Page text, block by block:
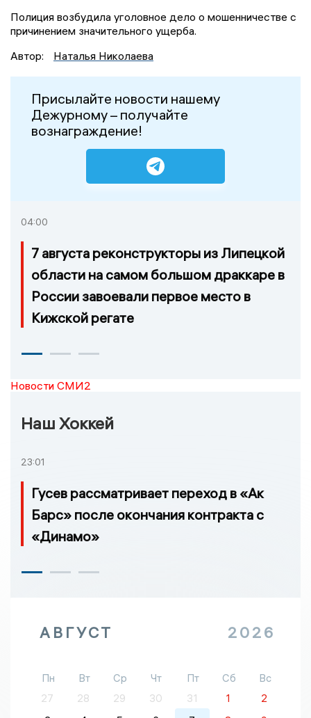
Полиция возбудила уголовное дело о мошенничестве с
причинением значительного ущерба.
Автор:
Наталья Николаева
Присылайте новости нашему
Дежурному – получайте
вознаграждение!
04:00
7 августа реконструкторы из Липецкой
области на самом большом драккаре в
России завоевали первое место в
Кижской регате
Новости СМИ2
Наш Хоккей
23:01
Гусев рассматривает переход в «Ак
Барс» после окончания контракта с
«Динамо»
АВГУСТ 2026
Пн Вт Ср Чт Пт Сб
Вс
27
28 29 30 31 1
2